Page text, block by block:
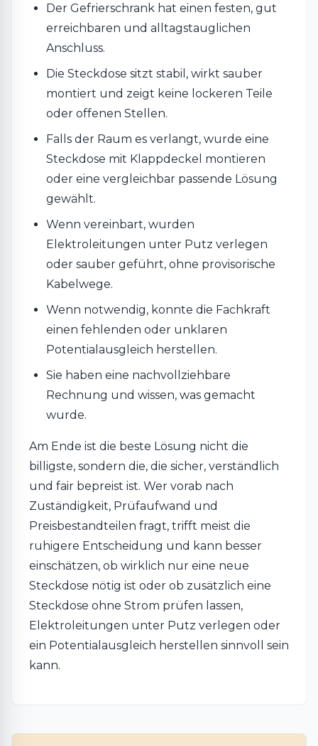
Der Gefrierschrank hat einen festen, gut
erreichbaren und alltagstauglichen
Anschluss.
Die Steckdose sitzt stabil, wirkt sauber
montiert und zeigt keine lockeren Teile
oder offenen Stellen.
Falls der Raum es verlangt, wurde eine
Steckdose mit Klappdeckel montieren
oder eine vergleichbar passende Lösung
gewählt.
Wenn vereinbart, wurden
Elektroleitungen unter Putz verlegen
oder sauber geführt, ohne provisorische
Kabelwege.
Wenn notwendig, konnte die Fachkraft
einen fehlenden oder unklaren
Potentialausgleich herstellen.
Sie haben eine nachvollziehbare
Rechnung und wissen, was gemacht
wurde.
Am Ende ist die beste Lösung nicht die
billigste, sondern die, die sicher, verständlich
und fair bepreist ist. Wer vorab nach
Zuständigkeit, Prüfaufwand und
Preisbestandteilen fragt, trifft meist die
ruhigere Entscheidung und kann besser
einschätzen, ob wirklich nur eine neue
Steckdose nötig ist oder ob zusätzlich eine
Steckdose ohne Strom prüfen lassen,
Elektroleitungen unter Putz verlegen oder
ein Potentialausgleich herstellen sinnvoll sein
kann.